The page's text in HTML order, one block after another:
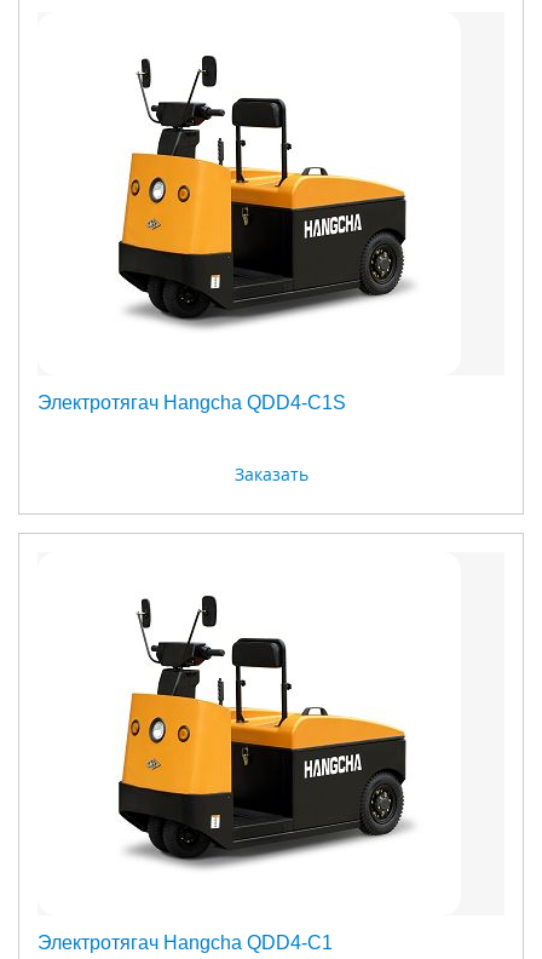
Электротягач Hangcha QDD4-C1S
Заказать
Электротягач Hangcha QDD4-C1